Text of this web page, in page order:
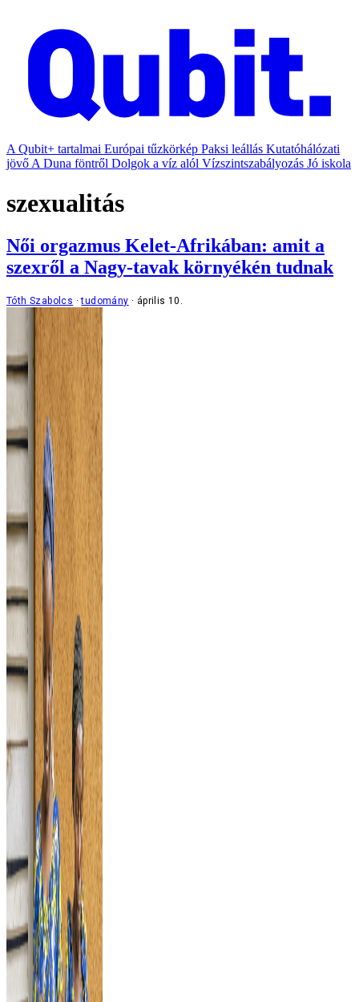
A Qubit+ tartalmai Európai tűzkörkép Paksi leállás Kutatóhálózati
jövő A Duna föntről Dolgok a víz alól Vízszintszabályozás Jó iskola
szexualitás
Női orgazmus Kelet-Afrikában: amit a
szexről a Nagy-tavak környékén tudnak
Tóth Szabolcs tudomány április 10.